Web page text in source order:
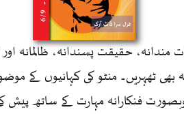
حقیقت پسندانہ، ظالمانہ اور
ٹھہریں۔ منٹو کی کہانیوں کے
فنکارانہ مہارت کے ساتھ پیش